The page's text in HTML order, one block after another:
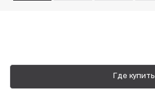
Где купить